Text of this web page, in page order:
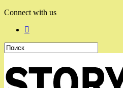
Connect with us